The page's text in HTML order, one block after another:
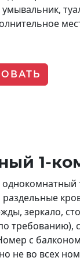
умывальник,
1-
зеркало,
требованию),
с
не во всех